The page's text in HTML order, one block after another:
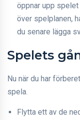
öppnar upp
över spelplanen,
du senare lägga
Spelets
Nu när du har
spela.
Flytta ett av de